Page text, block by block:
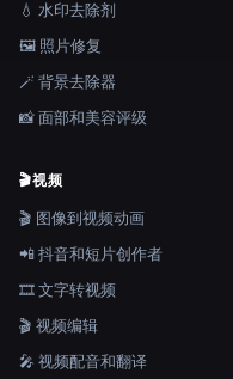
💧 水印去除剂
🖼️ 照片修复
🪄 背景去除器
📸 面部和美容评级
🎬视频
🎬 图像到视频动画
📲 抖音和短片创作者
🎞️ 文字转视频
🎬 视频编辑
🎤 视频配音和翻译